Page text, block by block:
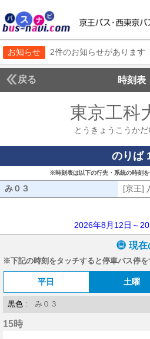
お知らせ 2件のお知らせがあります
戻る 時刻表
東京工科
とうきょうこうかだ
のりば
※時刻表は以下の行先・系統の時刻
み０３ [京王]
2026年8月12日～
現在
※下記の時刻をタッチすると停車バス停を
平日 土曜
黒色 : み０３
15時